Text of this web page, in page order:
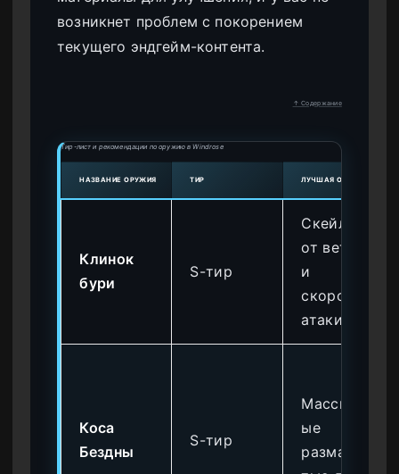
возникнет проблем с покорением
текущего эндгейм-контента.
↑ Содержание
Тир-лист и рекомендации по оружию в Windrose
НАЗВАНИЕ ОРУЖИЯ ТИР ЛУЧШАЯ ОСОБЕННОСТЬ
Клинок
бури
S-тир
Скейлинг
от ветра
и
скорость
атаки
Коса
Бездны
S-тир
Массивн
ые
размашис